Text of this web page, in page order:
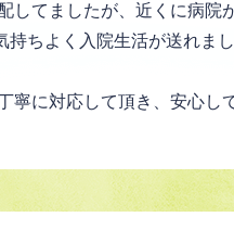
してましたが、近くに病院
ちよく入院生活が送れま
寧に対応して頂き、安心し